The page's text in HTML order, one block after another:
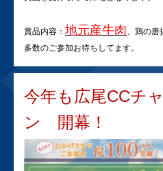
賞品内容： 地元産牛肉、鶏の唐
多数のご参加お待ちしてます。
今年も広尾CCチ
ン 開幕！